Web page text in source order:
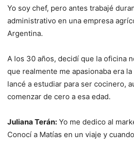
Yo soy chef, pero antes trabajé
administrativo en una empresa
Argentina.
A los 30 años, decidí que la oficina
que realmente me apasionaba era
lancé a estudiar para ser cocinero,
comenzar de cero a esa edad.
Juliana Terán: Yo me dedico al
Conocí a Matías en un viaje y